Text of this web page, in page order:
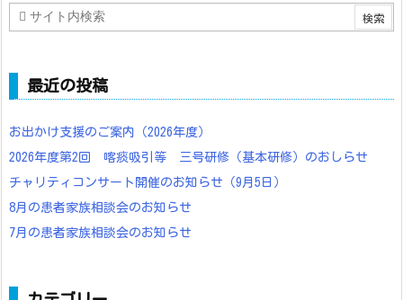
最近の投稿
お出かけ支援のご案内（2026年度）
2026年度第2回 喀痰吸引等 三号研修（基本研修）のおしらせ
チャリティコンサート開催のお知らせ（9月5日）
8月の患者家族相談会のお知らせ
7月の患者家族相談会のお知らせ